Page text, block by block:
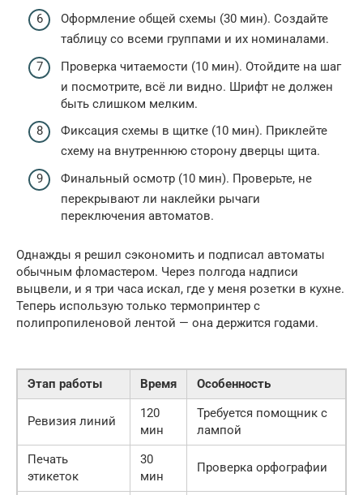
Оформление общей схемы (30 мин). Создайте
таблицу со всеми группами и их номиналами.
Проверка читаемости (10 мин). Отойдите на шаг
и посмотрите, всё ли видно. Шрифт не должен
быть слишком мелким.
Фиксация схемы в щитке (10 мин). Приклейте
схему на внутреннюю сторону дверцы щита.
Финальный осмотр (10 мин). Проверьте, не
перекрывают ли наклейки рычаги
переключения автоматов.
Однажды я решил сэкономить и подписал автоматы
обычным фломастером. Через полгода надписи
выцвели, и я три часа искал, где у меня розетки в кухне.
Теперь использую только термопринтер с
полипропиленовой лентой — она держится годами.
Этап работы Время Особенность
Ревизия линий
120
мин
Требуется помощник с
лампой
Печать
этикеток
30
мин
Проверка орфографии